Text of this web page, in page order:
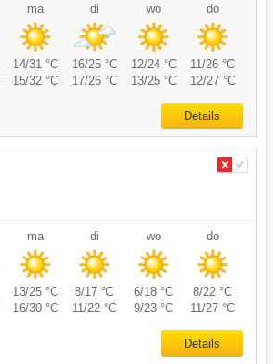
ma di wo do
14/31 °C 16/25 °C 12/24 °C
11/26 °C
15/32 °C 17/26 °C 13/25 °C 12/27 °C
Details
ma di wo do
13/25 °C 8/17 °C 6/18 °C
8/22 °C
16/30 °C 11/22 °C 9/23 °C 11/27 °C
Details